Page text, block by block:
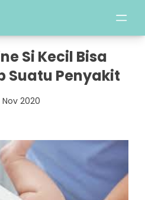
Si Kecil Bisa
Suatu Penyakit
Nov 2020